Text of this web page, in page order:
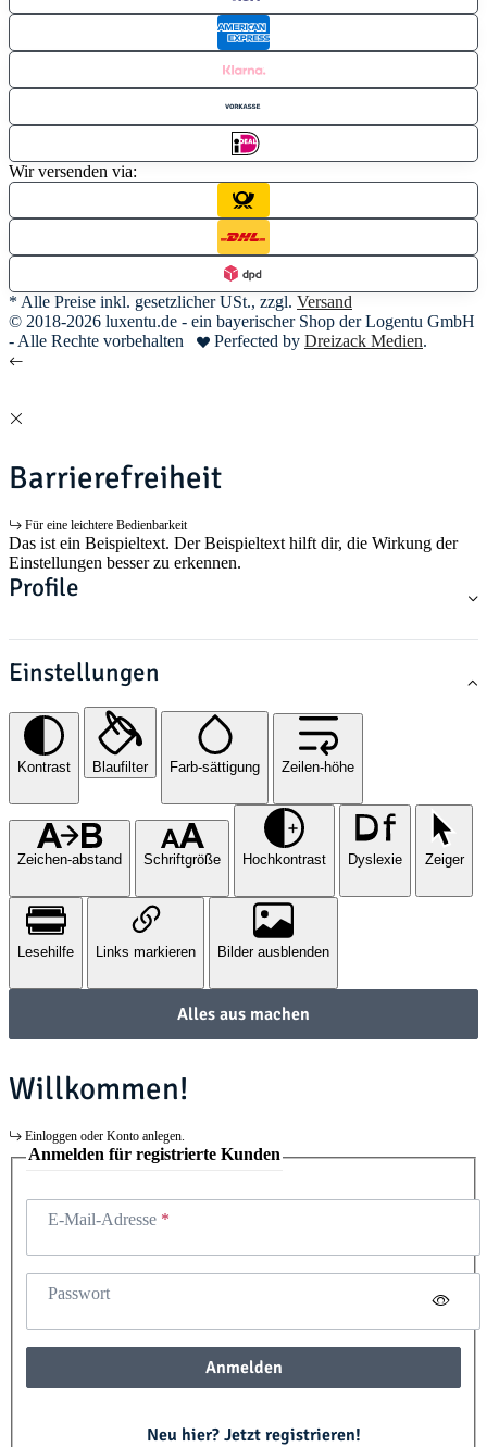
Wir versenden via:
* Alle Preise inkl. gesetzlicher USt., zzgl. Versand
© 2018-2026 luxentu.de - ein bayerischer Shop der Logentu GmbH
- Alle Rechte vorbehalten
Perfected by Dreizack Medien.
Barrierefreiheit
Für eine leichtere Bedienbarkeit
Das ist ein Beispieltext. Der Beispieltext hilft dir, die Wirkung der
Einstellungen besser zu erkennen.
Profile
Einstellungen
Kontrast Blaufilter Farb-sättigung Zeilen-höhe
Zeichen-abstand Schriftgröße Hochkontrast Dyslexie Zeiger
Lesehilfe Links markieren Bilder ausblenden
Alles aus machen
Willkommen!
Einloggen oder Konto anlegen.
Anmelden für registrierte Kunden
E-Mail-Adresse
Passwort
Anmelden
Neu hier? Jetzt registrieren!